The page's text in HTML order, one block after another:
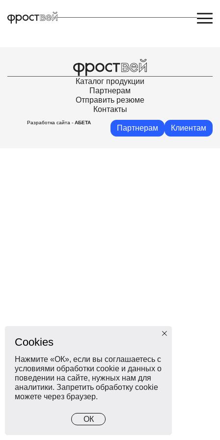
Уртаев Герман Ростикович
Каталог продукции
Партнерам
Отправить резюме
Контакты
Разработка сайта - АБЕТА
Партнерам Клиентам
Cookies
Нажмите «ОК», если вы соглашаетесь с
условиями обработки cookie и данных о
поведении на сайте, нужных нам для
аналитики. Запретить обработку cookie
можете через браузер.
ОК